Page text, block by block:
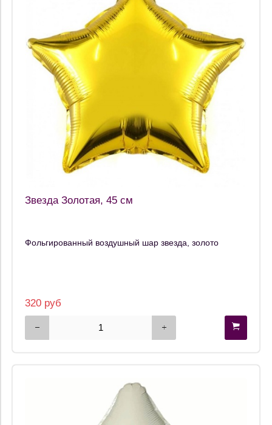
Звезда Золотая, 45 см
Фольгированный воздушный шар звезда, золото
320 руб